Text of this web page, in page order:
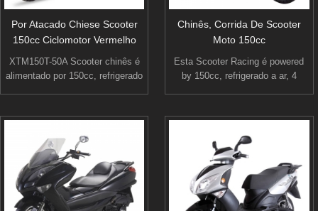
Por Atacado Chiese Scooter
150cc Ciclomotor Vermelho
XTM150T-50A Scooter chinês é
alimentado por 150cc, refrigerado
aceleração mantendo uma
Chinês, Corrida De Scooter
Moto 150cc
Esta Scooter Racing é powered
by 150cc, refrigerado a ar, 4
uma gasolina. O scooter também
começando método, tubo de
escape de alumínio de alto
desempenho, tratamento de
pintura de duplo estágio, assento
de poliuretano de alta qualidade.